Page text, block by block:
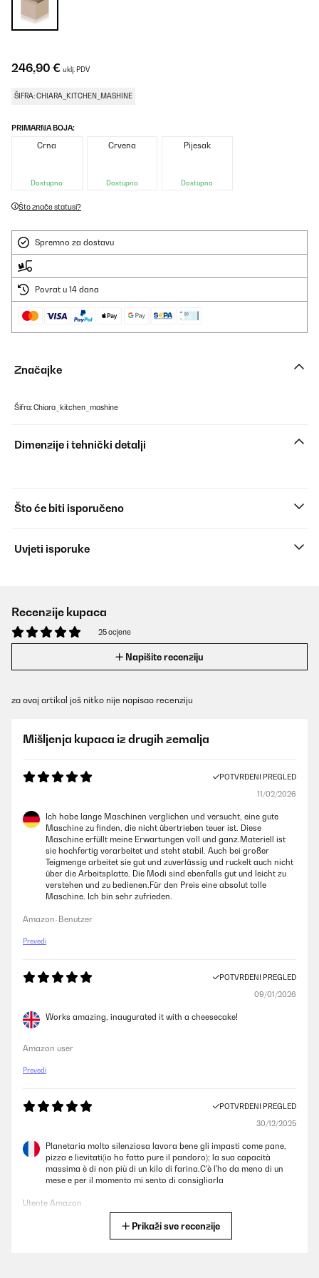
246,90 € uklj. PDV
ŠIFRA: CHIARA_KITCHEN_MASHINE
PRIMARNA BOJA:
Crna
Dostupno
Crvena
Dostupno
Pijesak
Dostupno
Što znače statusi?
Spremno za dostavu
Povrat u 14 dana
Značajke
Šifra: Chiara_kitchen_mashine
Dimenzije i tehnički detalji
Što će biti isporučeno
Uvjeti isporuke
Recenzije kupaca
25 ocjene
Napišite recenziju
za ovaj artikal još nitko nije napisao recenziju
Mišljenja kupaca iz drugih zemalja
POTVRĐENI PREGLED
11/02/2026
Ich habe lange Maschinen verglichen und versucht, eine gute
Maschine zu finden, die nicht übertrieben teuer ist. Diese
Maschine erfüllt meine Erwartungen voll und ganz.Materiell ist
sie hochfertig verarbeitet und steht stabil. Auch bei großer
Teigmenge arbeitet sie gut und zuverlässig und ruckelt auch nicht
über die Arbeitsplatte. Die Modi sind ebenfalls gut und leicht zu
verstehen und zu bedienen.Für den Preis eine absolut tolle
Maschine. Ich bin sehr zufrieden.
Amazon-Benutzer
Prevedi
POTVRĐENI PREGLED
09/01/2026
Works amazing, inaugurated it with a cheesecake!
Amazon user
Prevedi
POTVRĐENI PREGLED
30/12/2025
Planetaria molto silenziosa lavora bene gli impasti come pane,
pizza e lievitati(io ho fatto pure il pandoro); la sua capacità
massima è di non più di un kilo di farina.C'è l'ho da meno di un
mese e per il momento mi sento di consigliarla
Utente Amazon
Prikaži sve recenzije